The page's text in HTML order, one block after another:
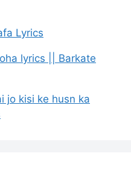
Lyrics
lyrics || Barkate
jo kisi ke husn ka